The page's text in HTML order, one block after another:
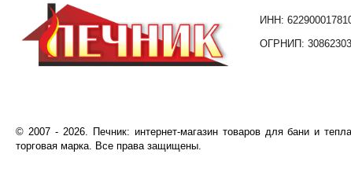
ИНН:
ОГРНИП:
©️ 2007- 2026. Печник: интернет-магазин товаров для бани и
торговая марка. Все права защищены.